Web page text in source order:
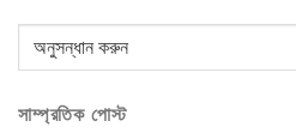
সাম্প্রতিক পোস্ট